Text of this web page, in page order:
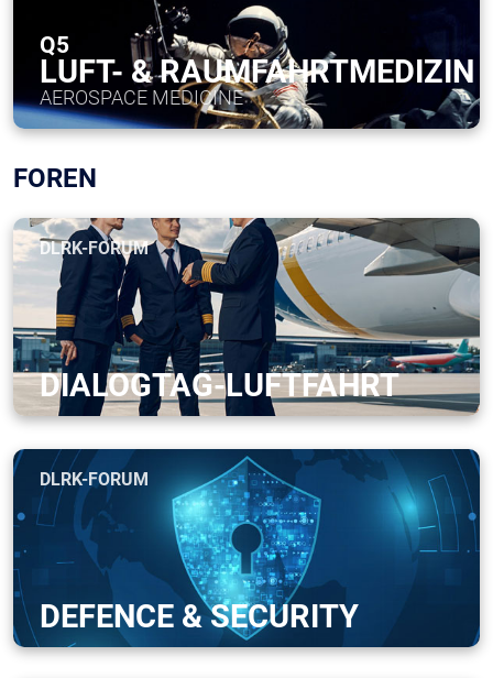
Q5
LUFT- & RAUMFAHRTMEDIZIN
AEROSPACE MEDICINE
FOREN
DLRK-FORUM
DIALOGTAG-LUFTFAHRT
DLRK-FORUM
DEFENCE & SECURITY